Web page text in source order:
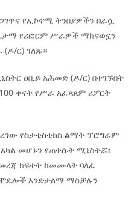
የኢኮኖሚ ትንበያዎችን በራሷ
የሪፎርም ሥራዎች ማከናወኗን
(ዶ/ር) ገለጹ።
ዐቢይ አሕመድ (ዶ/ር) በተገኙበት
ቀናት የሥራ አፈጻጸም ሪፖርት
የስታቲስቲክስ ልማት ፕሮግራም
አካል መሆኑን የጠቀሱት ሚኒስትሯ፤
ክፍተት ከመሙላት ባለፈ
ሞዴሎች እንድታለማ ማስቻሉን